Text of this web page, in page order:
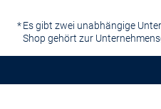
Es gibt zwei unabhängige
Shop gehört zur